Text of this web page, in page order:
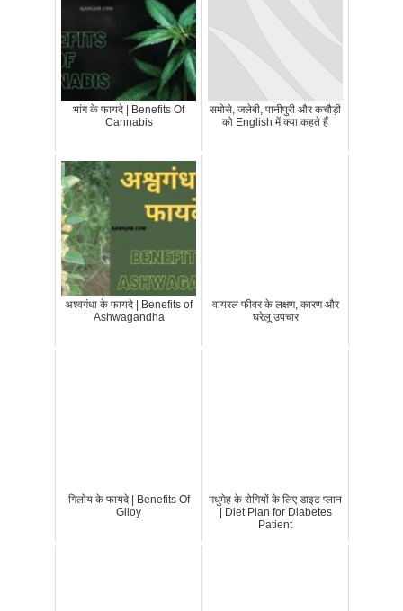
भांग के फायदे | Benefits Of
Cannabis
समोसे, जलेबी, पानीपुरी और कचौड़ी
को English में क्या कहते हैं
अश्वगंधा के फायदे | Benefits of
Ashwagandha
वायरल फीवर के लक्षण, कारण और
घरेलू उपचार
गिलोय के फायदे | Benefits Of
Giloy
मधुमेह के रोगियों के लिए डाइट प्लान
| Diet Plan for Diabetes
Patient